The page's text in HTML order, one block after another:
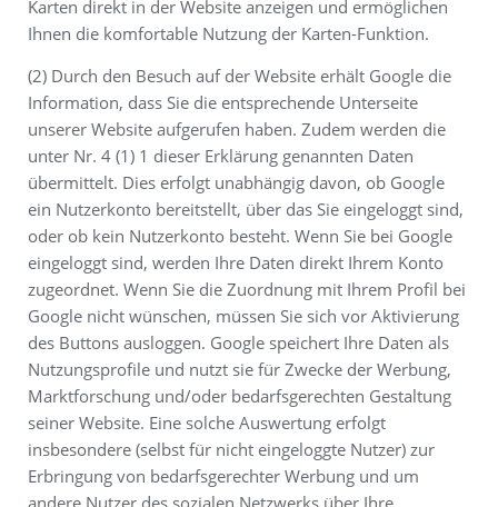
Karten direkt in der Website anzeigen und ermöglichen
Ihnen die komfortable Nutzung der Karten-Funktion.
(2) Durch den Besuch auf der Website erhält Google die
Information, dass Sie die entsprechende Unterseite
unserer Website aufgerufen haben. Zudem werden die
unter Nr. 4 (1) 1 dieser Erklärung genannten Daten
übermittelt. Dies erfolgt unabhängig davon, ob Google
ein Nutzerkonto bereitstellt, über das Sie eingeloggt sind,
oder ob kein Nutzerkonto besteht. Wenn Sie bei Google
eingeloggt sind, werden Ihre Daten direkt Ihrem Konto
zugeordnet. Wenn Sie die Zuordnung mit Ihrem Profil bei
Google nicht wünschen, müssen Sie sich vor Aktivierung
des Buttons ausloggen. Google speichert Ihre Daten als
Nutzungsprofile und nutzt sie für Zwecke der Werbung,
Marktforschung und/oder bedarfsgerechten Gestaltung
seiner Website. Eine solche Auswertung erfolgt
insbesondere (selbst für nicht eingeloggte Nutzer) zur
Erbringung von bedarfsgerechter Werbung und um
andere Nutzer des sozialen Netzwerks über Ihre